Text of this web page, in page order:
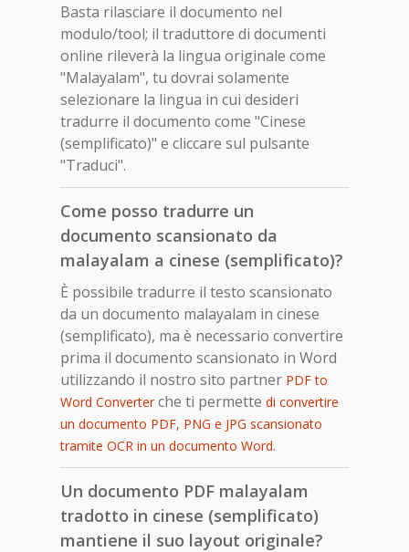
Basta rilasciare il documento nel
modulo/tool; il traduttore di documenti
online rileverà la lingua originale come
"Malayalam", tu dovrai solamente
selezionare la lingua in cui desideri
tradurre il documento come "Cinese
(semplificato)" e cliccare sul pulsante
"Traduci".
Come posso tradurre un
documento scansionato da
malayalam a cinese (semplificato)?
È possibile tradurre il testo scansionato
da un documento malayalam in cinese
(semplificato), ma è necessario convertire
prima il documento scansionato in Word
utilizzando il nostro sito partner PDF to
Word Converterche ti permette di convertire
un documento PDF, PNG e JPG scansionato
tramite OCR in un documento Word.
Un documento PDF malayalam
tradotto in cinese (semplificato)
mantiene il suo layout originale?